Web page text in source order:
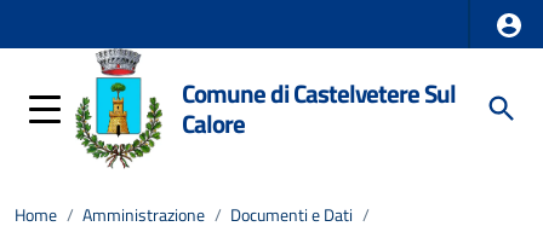
Comune di Castelvetere Sul
Calore
Home / Amministrazione / Documenti e Dati /